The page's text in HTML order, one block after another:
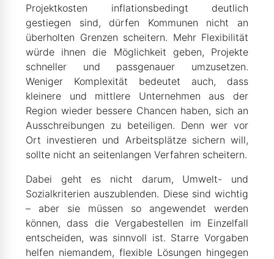
Projektkosten inflationsbedingt deutlich
gestiegen sind, dürfen Kommunen nicht an
überholten Grenzen scheitern. Mehr Flexibilität
würde ihnen die Möglichkeit geben, Projekte
schneller und passgenauer umzusetzen.
Weniger Komplexität bedeutet auch, dass
kleinere und mittlere Unternehmen aus der
Region wieder bessere Chancen haben, sich an
Ausschreibungen zu beteiligen. Denn wer vor
Ort investieren und Arbeitsplätze sichern will,
sollte nicht an seitenlangen Verfahren scheitern.
Dabei geht es nicht darum, Umwelt- und
Sozialkriterien auszublenden. Diese sind wichtig
– aber sie müssen so angewendet werden
können, dass die Vergabestellen im Einzelfall
entscheiden, was sinnvoll ist. Starre Vorgaben
helfen niemandem, flexible Lösungen hingegen